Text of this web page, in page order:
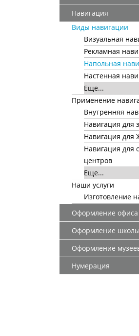
Навигация
Виды навигации
Визуальная
Рекламная
Напольная
Настенная
Еще...
Применение
Внутренняя
Навигация для
Навигация для
Навигация для
центров
Еще...
Наши услуги
Изготовление
Оформление офиса
Оформление школы
Оформление
Нумерация